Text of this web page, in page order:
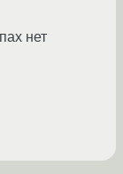
нет